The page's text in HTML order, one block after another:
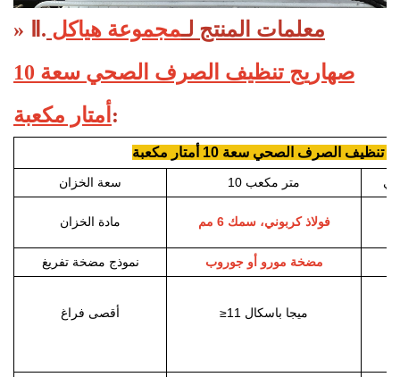
» Ⅱ. معلمات المنتج لـمجموعة هياكل
صهاريج تنظيف الصرف الصحي سعة 10
أمتار مكعبة :
الصرف الصحي سعة 10 أمتار مكعبة
سعة الخزان 10 متر مكعب
مادة الخزان فولاذ كربوني، سمك 6 مم
نموذج مضخة تفريغ مضخة مورو أو جوروب
أقصى فراغ ≥11 ميجا باسكال